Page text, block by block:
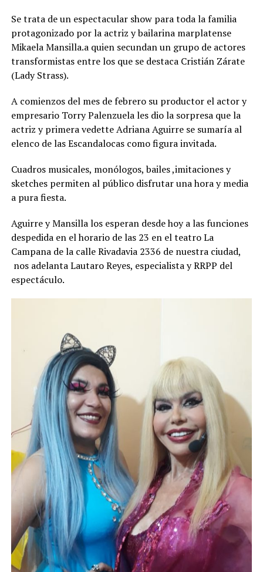
Se trata de un espectacular show para toda la familia
protagonizado por la actriz y bailarina marplatense
Mikaela Mansilla.a quien secundan un grupo de actores
transformistas entre los que se destaca Cristián Zárate
(Lady Strass).
A comienzos del mes de febrero su productor el actor y
empresario Torry Palenzuela les dio la sorpresa que la
actriz y primera vedette Adriana Aguirre se sumaría al
elenco de las Escandalocas como figura invitada.
Cuadros musicales, monólogos, bailes ,imitaciones y
sketches permiten al público disfrutar una hora y media
a pura fiesta.
Aguirre y Mansilla los esperan desde hoy a las funciones
despedida en el horario de las 23 en el teatro La
Campana de la calle Rivadavia 2336 de nuestra ciudad,
nos adelanta Lautaro Reyes, especialista y RRPP del
espectáculo.